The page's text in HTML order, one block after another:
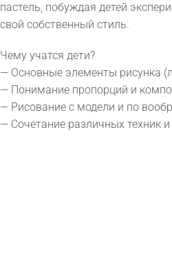
пастель, побуждая детей
свой собственный стиль.
Чему учатся дети?
— Основные элементы рисунка
— Понимание пропорций и
— Рисование с модели и по
— Сочетание различных техник